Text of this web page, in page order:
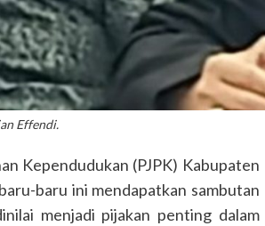
Effendi.
Kependudukan (PJPK) Kabupaten
baru ini mendapatkan sambutan
menjadi pijakan penting dalam